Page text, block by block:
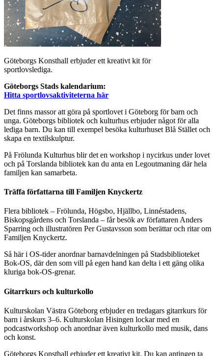
Göteborgs Konsthall erbjuder ett kreativt kit för
sportlovslediga.
Göteborgs Stads kalendarium:
Hitta sportlovsaktiviteterna här
Det finns massor att göra på sportlovet i Göteborg för barn och
unga. Göteborgs bibliotek och kulturhus erbjuder något för alla
lediga barn. Du kan till exempel besöka kulturhuset Blå Stället och
skapa en textilskulptur.
På Frölunda Kulturhus blir det en workshop i nycirkus under lovet
och på Torslanda bibliotek kan du anta en Legoutmaning där hela
familjen kan samarbeta.
Träffa författarna till Familjen Knyckertz
Flera bibliotek – Frölunda, Högsbo, Hjällbo, Linnéstadens,
Biskopsgårdens och Torslanda – får besök av författaren Anders
Sparring och illustratören Per Gustavsson som berättar och ritar om
Familjen Knyckertz.
Så här i OS-tider anordnar barnavdelningen på Stadsbiblioteket
Bok-OS, där den som vill på egen hand kan delta i ett gäng olika
kluriga bok-OS-grenar.
Gitarrkurs och kulturkollo
Kulturskolan Västra Göteborg erbjuder en tredagars gitarrkurs för
barn i årskurs 3–6. Kulturskolan Hisingen lockar med en
podcastworkshop och anordnar även kulturkollo med musik, dans
och konst.
Göteborgs Konsthall erbjuder ett kreativt kit. Du kan antingen ta